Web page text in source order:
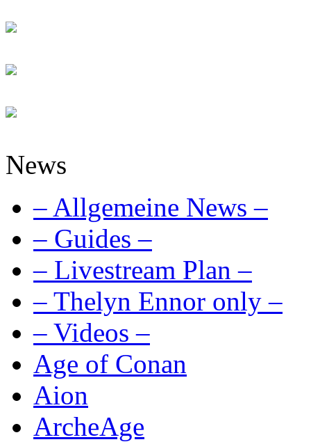
News
– Allgemeine News –
– Guides –
– Livestream Plan –
– Thelyn Ennor only –
– Videos –
Age of Conan
Aion
ArcheAge